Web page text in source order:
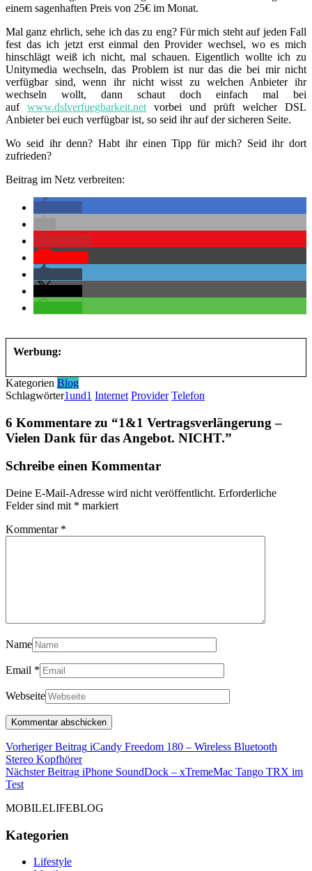
einem sagenhaften Preis von 25€ im Monat.
Mal ganz ehrlich, sehe ich das zu eng? Für mich steht auf jeden Fall
fest das ich jetzt erst einmal den Provider wechsel, wo es mich
hinschlägt weiß ich nicht, mal schauen. Eigentlich wollte ich zu
Unitymedia wechseln, das Problem ist nur das die bei mir nicht
verfügbar sind, wenn ihr nicht wisst zu welchen Anbieter ihr
wechseln wollt, dann schaut doch einfach mal bei
auf www.dslverfuegbarkeit.net vorbei und prüft welcher DSL
Anbieter bei euch verfügbar ist, so seid ihr auf der sicheren Seite.
Wo seid ihr denn? Habt ihr einen Tipp für mich? Seid ihr dort
zufrieden?
Beitrag im Netz verbreiten:
Werbung:
Kategorien Blog
Schlagwörter1und1 Internet Provider Telefon
6 Kommentare zu “1&1 Vertragsverlängerung –
Vielen Dank für das Angebot. NICHT.”
Schreibe einen Kommentar
Deine E-Mail-Adresse wird nicht veröffentlicht. Erforderliche
Felder sind mit * markiert
Kommentar *
Name
Email *
Webseite
Beitragsnavigation
Vorheriger Beitrag iCandy Freedom 180 – Wireless Bluetooth
Stereo KopfhörerVorheriger
Beitrag
Nächster Beitrag iPhone SoundDock – xTremeMac Tango TRX im
TestNächster
MOBILELIFEBLOG
Kategorien
Lifestyle